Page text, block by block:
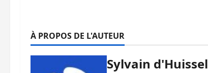
À PROPOS DE L'AUTEUR
Sylvain d'Huissel